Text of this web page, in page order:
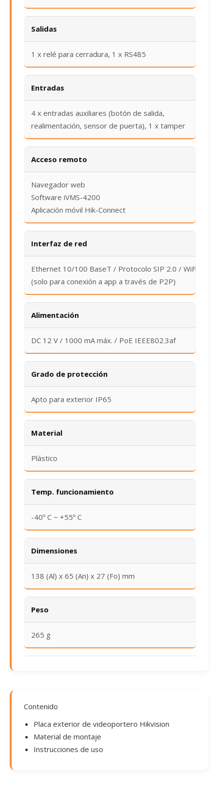
Salidas
1 x relé para cerradura, 1 x RS485
Entradas
4 x entradas auxiliares (botón de salida,
realimentación, sensor de puerta), 1 x tamper
Acceso remoto
Navegador web
Software iVMS-4200
Aplicación móvil Hik-Connect
Interfaz de red
Ethernet 10/100 BaseT / Protocolo SIP 2.0 / WiFi
(solo para conexión a app a través de P2P)
Alimentación
DC 12 V / 1000 mA máx. / PoE IEEE802.3af
Grado de protección
Apto para exterior IP65
Material
Plástico
Temp. funcionamiento
-40º C ~ +55º C
Dimensiones
138 (Al) x 65 (An) x 27 (Fo) mm
Peso
265 g
Contenido
Placa exterior de videoportero Hikvision
Material de montaje
Instrucciones de uso